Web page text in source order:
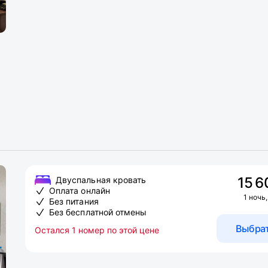
Двуспальная кровать
Оплата онлайн
Без питания
Без бесплатной отмены
Остался 1 номер по этой цене
15
1